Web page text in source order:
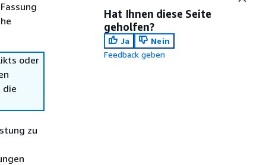
oder
die
zu
Hat Ihnen diese Seite
geholfen?
Ja
Nein
Feedback geben